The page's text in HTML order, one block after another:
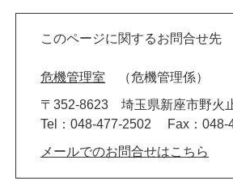
このページに関するお問合せ先
危機管理室
危機管理係
〒352-8623
埼玉県新座市野
Tel：048-477-2502
Fax：048-
メールでのお問合せはこちら